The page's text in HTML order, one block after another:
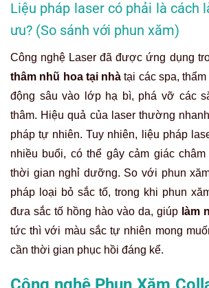
Liệu pháp laser có phải là cách
ưu? (So sánh với phun xăm)
Công nghệ Laser đã được ứng dụng
thâm nhũ hoa tại nhà tại các spa,
động sâu vào lớp hạ bì, phá vỡ các
thâm. Hiệu quả của laser thường
pháp tự nhiên. Tuy nhiên, liệu pháp
nhiều buổi, có thể gây cảm giác
thời gian nghỉ dưỡng. So với phun
pháp loại bỏ sắc tố, trong khi phun
đưa sắc tố hồng hào vào da, giúp làm
tức thì với màu sắc tự nhiên mong
cần thời gian phục hồi đáng kể.